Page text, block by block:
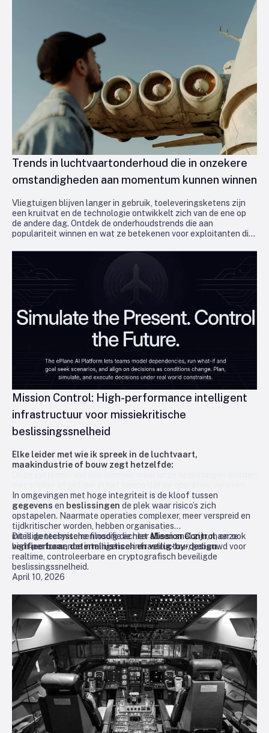
Trends in luchtvaartonderhoud die in onzekere
omstandigheden aan momentum kunnen winnen
Vliegtuigen blijven langer in gebruik, toeleveringsketens zijn
een kruitvat en de technologie ontwikkelt zich van de ene op
de andere dag. Ontdek de onderhoudstrends die aan
populariteit winnen en wat ze betekenen voor exploitanten die
April 10, 2026
Mission Control: High-performance intelligent
infrastructuur voor missiekritische
beslissingssnelheid
Elke leider met wie ik spreek in de luchtvaart,
maakindustrie of bouw zegt hetzelfde:
In omgevingen met hoge integriteit is de kloof tussen
gegevens en beslissingen de plek waar risico’s zich
opstapelen. Naarmate operaties complexer, meer verspreid en
tijdkritischer worden, hebben organisaties
intelligentesystemen nodig die niet alleen snel zijn, maar ook
verifieerbaar, deterministisch en veilig-by-design.
Dit is de technische filosofie achterMission Control, onze
high‑performance intelligence‑infrastructuur, gebouwd voor
realtime, controleerbare en cryptografisch beveiligde
beslissingssnelheid.